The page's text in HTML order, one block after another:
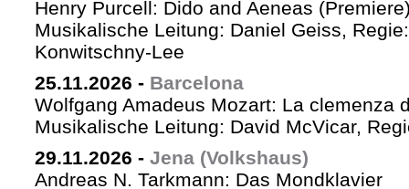
Henry Purcell: Dido and Aeneas
Musikalische Leitung: Daniel Geiss,
Konwitschny-Lee
25.11.2026 - Barcelona
Wolfgang Amadeus Mozart: La clemenza
Musikalische Leitung: David McVicar,
29.11.2026 - Jena (Volkshaus)
Andreas N. Tarkmann: Das Mondklavier